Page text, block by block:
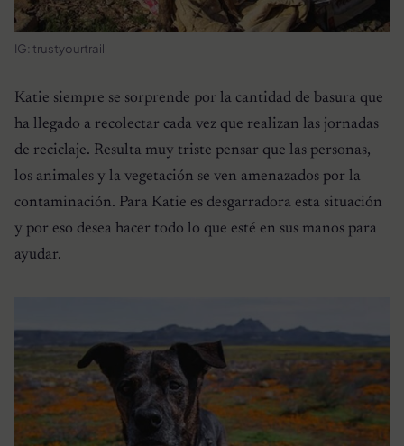
IG: trustyourtrail
Katie siempre se sorprende por la cantidad de basura que
ha llegado a recolectar cada vez que realizan las jornadas
de reciclaje. Resulta muy triste pensar que las personas,
los animales y la vegetación se ven amenazados por la
contaminación. Para Katie es desgarradora esta situación
y por eso desea hacer todo lo que esté en sus manos para
ayudar.